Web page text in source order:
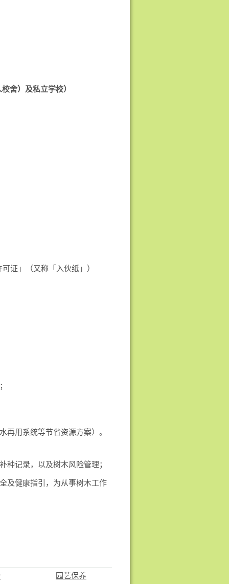
舍）及私立学校）
证」（又称「入伙纸」）
再用系统等节省资源方案）。
种记录，以及树木风险管理；
及健康指引，为从事树木工作
园艺保养